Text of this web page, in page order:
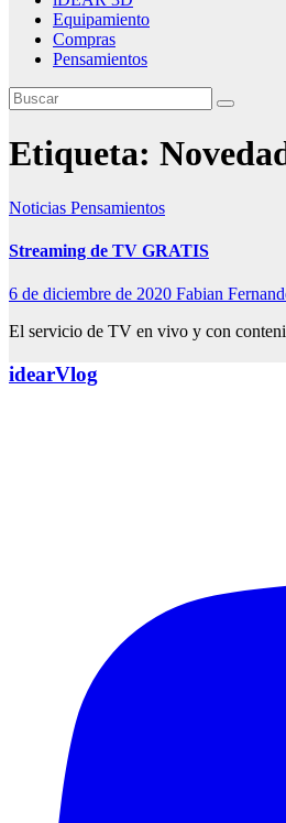
Equipamiento
Compras
Pensamientos
Etiqueta:
Noticias Pensamientos
Streaming de TV GRATIS
6 de diciembre de 2020 Fabian
El servicio de TV en vivo y con
idearVlog